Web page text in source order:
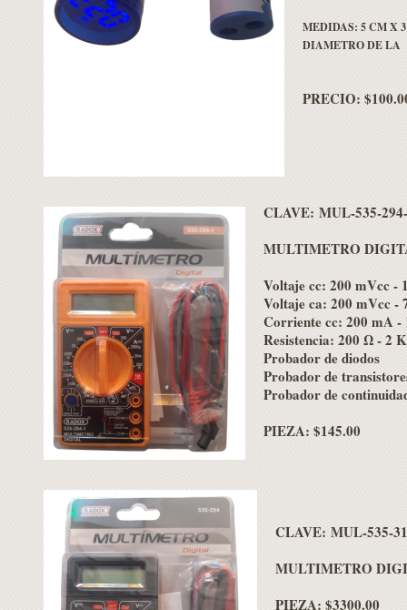
MEDIDAS: 5 CM X
DIAMETRO DE LA
PRECIO:
CLAVE: MUL-535-
MULTIMETRO
Voltaje cc: 200 mVcc -
Voltaje ca: 200 mVcc -
Corriente cc: 200 mA -
Resistencia: 200 Ω - 2
Probador de diodos
Probador de
Probador de
PIEZA: $145.00
CLAVE: MUL-535-
MULTIMETRO
PIEZA: $3300.00